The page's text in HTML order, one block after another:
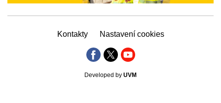
Kontakty Nastavení cookies
Developed by UVM